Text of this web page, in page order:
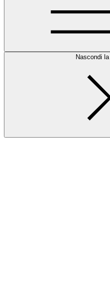
Nascondi